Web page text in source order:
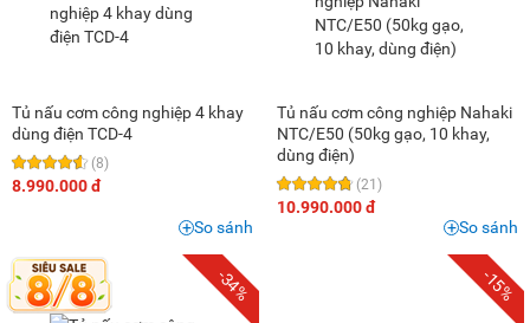
Tủ nấu cơm công nghiệp 4 khay
dùng điện TCD-4
(8)
8.990.000 đ
So sánh
Tủ nấu cơm công nghiệp Nahaki
NTC/E50 (50kg gạo, 10 khay,
dùng điện)
(21)
10.990.000 đ
So sánh
-34% -15%